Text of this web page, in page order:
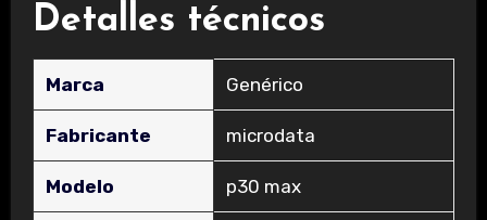
Detalles técnicos
Marca ‎Genérico
Fabricante ‎microdata
Modelo ‎p30 max